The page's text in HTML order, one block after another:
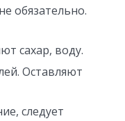
обязательно.
сахар, воду.
Оставляют
следует